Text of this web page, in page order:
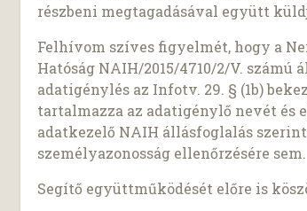
részbeni megtagadásával együtt
Felhívom szíves figyelmét, hogy a
Hatóság NAIH/2015/4710/2/V.
adatigénylés az Infotv. 29. § (1b)
tartalmazza az adatigénylő nevét és
adatkezelő NAIH állásfoglalás
személyazonosság ellenőrzésére sem.
Segítő együttműködését előre is